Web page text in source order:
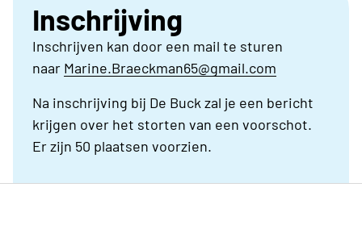
Inschrijving
Inschrijven kan door een mail te sturen
naar Marine.Braeckman65@gmail.com
Na inschrijving bij De Buck zal je een bericht
krijgen over het storten van een voorschot.
Er zijn 50 plaatsen voorzien.